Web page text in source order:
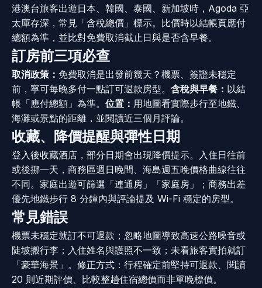
港澳台旅客出遊日本、韓國、泰國、新加坡時，Agoda 亞
太庫存深，常見「含稅總價」標示。比價時以結帳頁應付
總額為準，並比對免費取消截止日與是否含早餐。
訂房前三項必查
取消政策： 免費取消是出發前幾天？機票、簽證未穩定
前，寧可每晚多付一點訂可退款房型。 含稅與早餐： 以結
帳「應付總額」為準。 位置： 用地圖看實際步行至地鐵、
海灘或景點的距離，並閱讀近三個月評論。
收藏、降價提醒與彈性日期
登入後收藏酒店，部分日期會出現降價提示。入住日往前
或後挪一天，商務區週日晚間、海島週五晚價格曲線往往
不同。家庭出遊可篩選「連通房」「家庭房」；商務出差
優先地鐵步行 8 分鐘內與評論提及 Wi-Fi 穩定的房型。
常見錯誤
機票未穩定就訂不可退款；忽略地圖導致高速公路噪音或
陡坡搬行李；入住姓名與護照不一致；未看旅客實拍就訂
「豪華海景」。修正方式：行程確定前堅持可退款、閱讀
20 則近期評價、比較整趟住宿總價而非單晚標價。